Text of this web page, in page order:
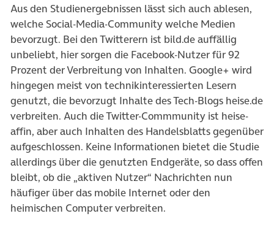
Aus den Studienergebnissen lässt sich auch ablesen,
welche Social-Media-Community welche Medien
bevorzugt. Bei den Twitterern ist bild.de auffällig
unbeliebt, hier sorgen die Facebook-Nutzer für 92
Prozent der Verbreitung von Inhalten. Google+ wird
hingegen meist von technikinteressierten Lesern
genutzt, die bevorzugt Inhalte des Tech-Blogs heise.de
verbreiten. Auch die Twitter-Commmunity ist heise-
affin, aber auch Inhalten des Handelsblatts gegenüber
aufgeschlossen. Keine Informationen bietet die Studie
allerdings über die genutzten Endgeräte, so dass offen
bleibt, ob die „aktiven Nutzer“ Nachrichten nun
häufiger über das mobile Internet oder den
heimischen Computer verbreiten.